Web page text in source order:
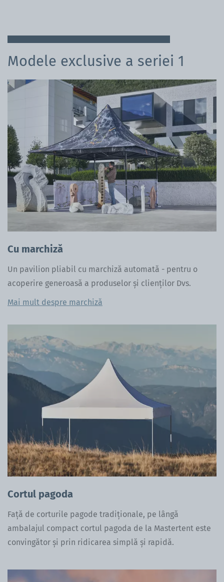
Modele exclusive a seriei 1
Cu marchiză
Un pavilion pliabil cu marchiză automată - pentru o
acoperire generoasă a produselor și clienților Dvs.
Mai mult despre marchiză
Cortul pagoda
Față de corturile pagode tradiționale, pe lângă
ambalajul compact cortul pagoda de la Mastertent este
convingător și prin ridicarea simplă și rapidă.